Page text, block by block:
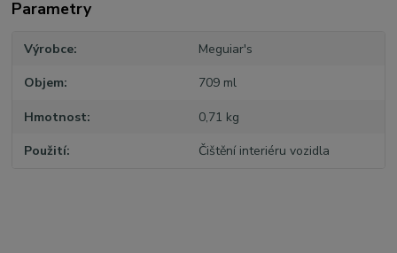
Parametry
Výrobce Meguiar's
Objem 709 ml
Hmotnost 0,71 kg
Použití Čištění interiéru vozidla